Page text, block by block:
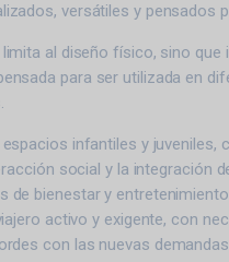
versátiles y pensados
al diseño físico, sino que
para ser utilizada en
espacios infantiles y juveniles,
social y la integración
de bienestar y
activo y exigente, con
con las nuevas